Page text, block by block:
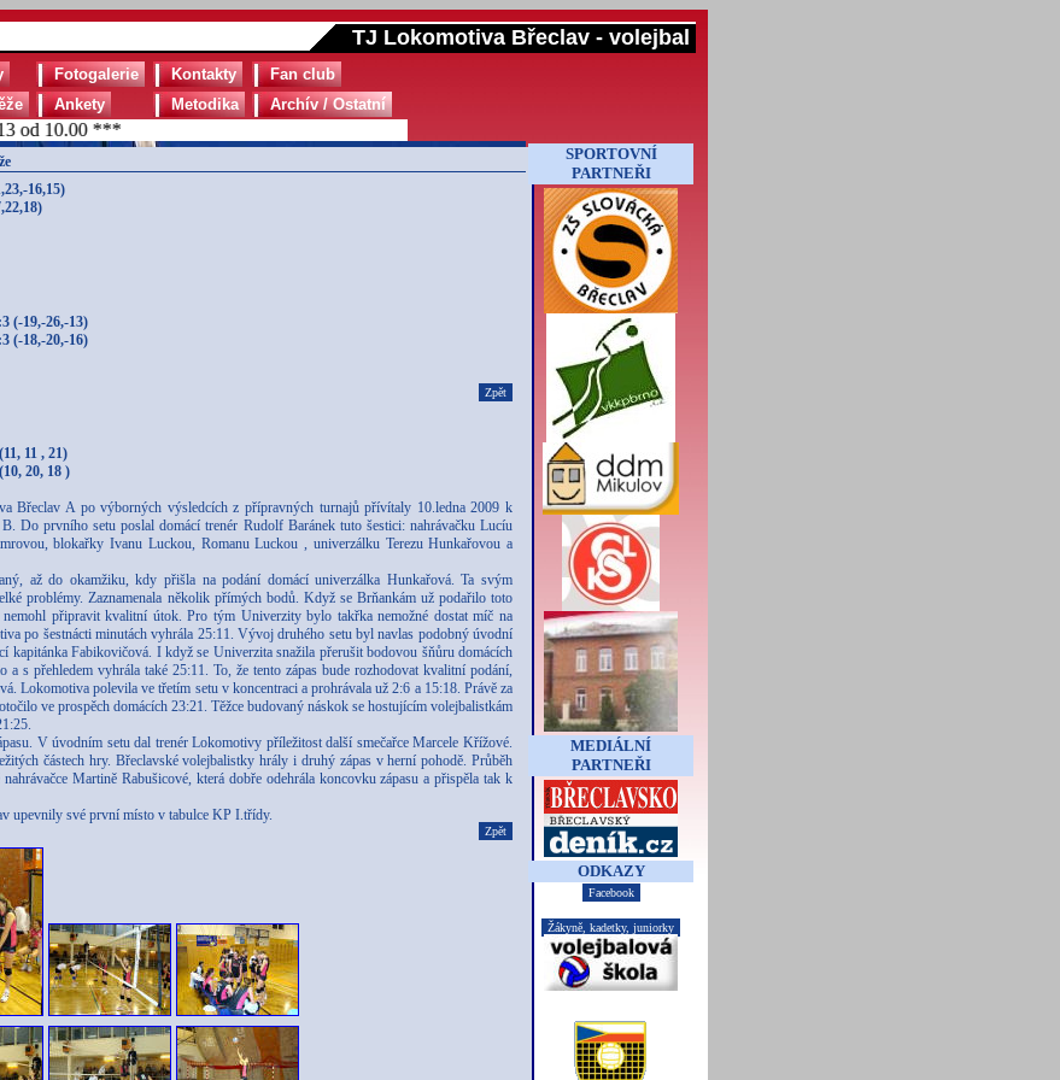
TJ Lokomotiva Břeclav - volejbal
Fotogalerie Kontakty
Fan club
Ankety Metodika Archív / Ostatní
10.00 ***
16,15)
(-19,-26,-13)
(-18,-20,-16)
Zpět
11 , 21)
20, 18 )
Břeclav A po výborných výsledcích z přípravných turnajů přívítaly 10.ledna 2009 k
prvního setu poslal domácí trenér Rudolf Baránek tuto šestici: nahrávačku Lucíu
blokařky Ivanu Luckou, Romanu Luckou , univerzálku Terezu Hunkařovou a
až do okamžiku, kdy přišla na podání domácí univerzálka Hunkařová. Ta svým
problémy. Zaznamenala několik přímých bodů. Když se Brňankám už podařilo toto
připravit kvalitní útok. Pro tým Univerzity bylo takřka nemožné dostat míč na
po šestnácti minutách vyhrála 25:11. Vývoj druhého setu byl navlas podobný úvodní
kapitánka Fabikovičová. I když se Univerzita snažila přerušit bodovou šňůru domácích
s přehledem vyhrála také 25:11. To, že tento zápas bude rozhodovat kvalitní podání,
Lokomotiva polevila ve třetím setu v koncentraci a prohrávala už 2:6 a 15:18. Právě za
ve prospěch domácích 23:21. Těžce budovaný náskok se hostujícím volejbalistkám
V úvodním setu dal trenér Lokomotivy příležitost další smečařce Marcele Křížové.
částech hry. Břeclavské volejbalistky hrály i druhý zápas v herní pohodě. Průběh
Martině Rabušicové, která dobře odehrála koncovku zápasu a přispěla tak k
upevnily své první místo v tabulce KP I.třídy.
Zpět
SPORTOVNÍ
PARTNEŘI
MEDIÁLNÍ
PARTNEŘI
ODKAZY
Facebook
Žákyně, kadetky, juniorky